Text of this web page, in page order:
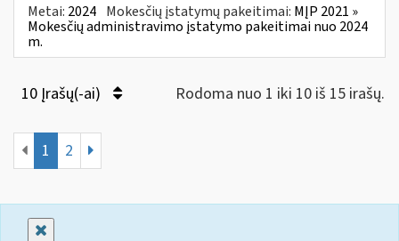
Metai: 2024 Mokesčių įstatymų pakeitimai: MĮP 2021 »
Mokesčių administravimo įstatymo pakeitimai nuo 2024
m.
10 Įrašų(-ai) Rodoma nuo 1 iki 10 iš 15 irašų.
1 2